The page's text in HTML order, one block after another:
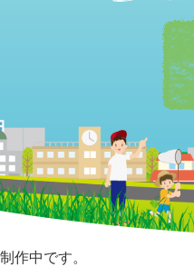
制作中です。